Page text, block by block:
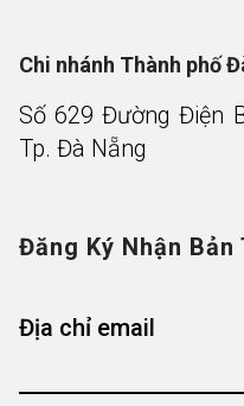
Chi nhánh Thành phố
Số 629 Đường Điện
Tp. Đà Nẵng
Đăng Ký Nhận
Địa chỉ email